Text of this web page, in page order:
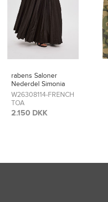
Rabens Saloner
Jakke Aleksandra
W26320103-CAMO
1.450 DKK